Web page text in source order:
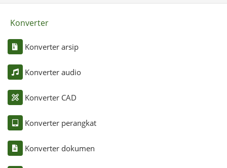
Konverter
Konverter arsip
Konverter audio
Konverter CAD
Konverter perangkat
Konverter dokumen